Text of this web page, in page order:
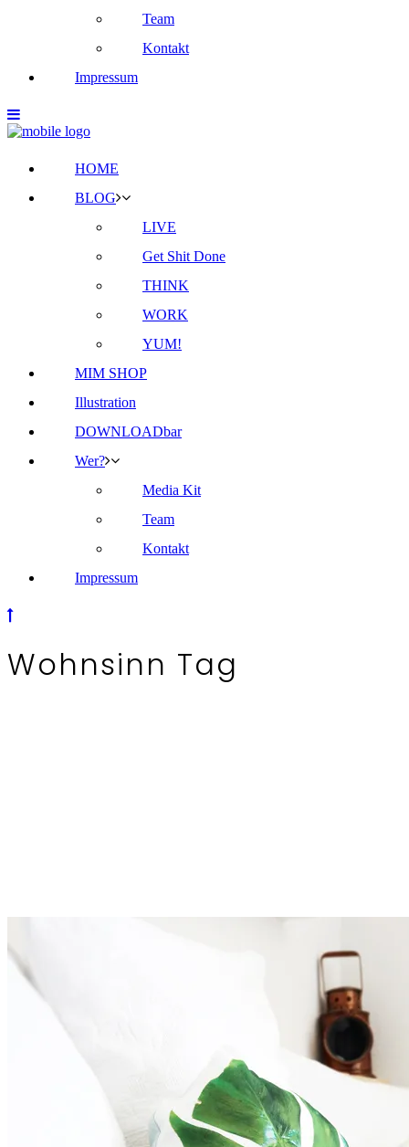
Team
Kontakt
Impressum
HOME
BLOG
LIVE
Get Shit Done
THINK
WORK
YUM!
MIM SHOP
Illustration
DOWNLOADbar
Wer?
Media Kit
Team
Kontakt
Impressum
Wohnsinn Tag